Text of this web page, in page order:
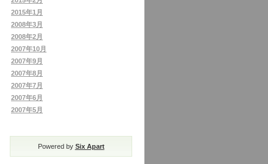
2015年1月
2008年3月
2008年2月
2007年10月
2007年9月
2007年8月
2007年7月
2007年6月
2007年5月
Powered by Six Apart